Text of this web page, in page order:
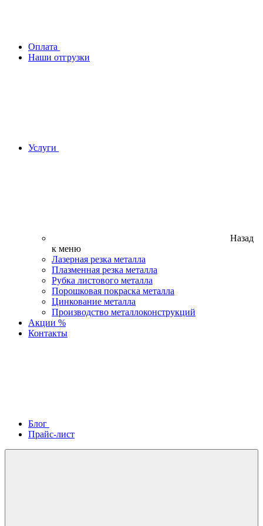
Оплата
Наши отгрузки
Услуги
Назад
к меню
Лазерная резка металла
Плазменная резка металла
Рубка листового металла
Порошковая покраска металла
Цинкование металла
Производство металлоконструкций
Акции %
Контакты
Блог
Прайс-лист